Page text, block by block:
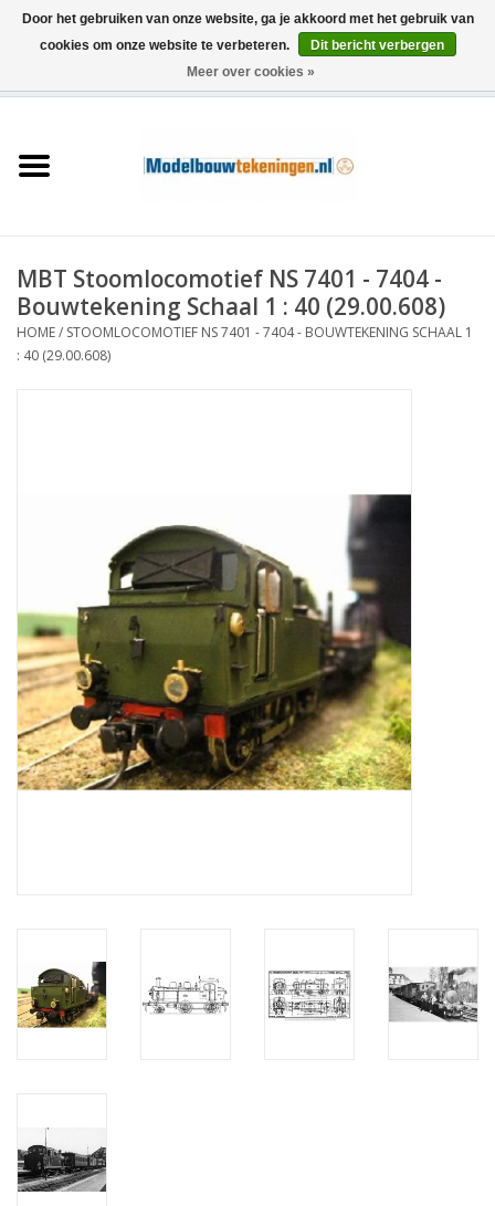
Schepen
Houtbouw
Scenery
Nieuwe tekeningen
NIEUWE TIJDSCHRIFTEN
ABONNEMENT DE
MODELBOUWER
MBT Stoomlocomotief NS 7401 - 7404 -
Bouwtekening Schaal 1 : 40 (29.00.608)
HOME/ STOOMLOCOMOTIEF NS 7401 - 7404 - BOUWTEKENING SCHAAL 1
: 40 (29.00.608)
Door het gebruiken van onze website, ga je akkoord met het gebruik van
cookies om onze website te verbeteren.
Dit bericht verbergen
Meer over cookies »